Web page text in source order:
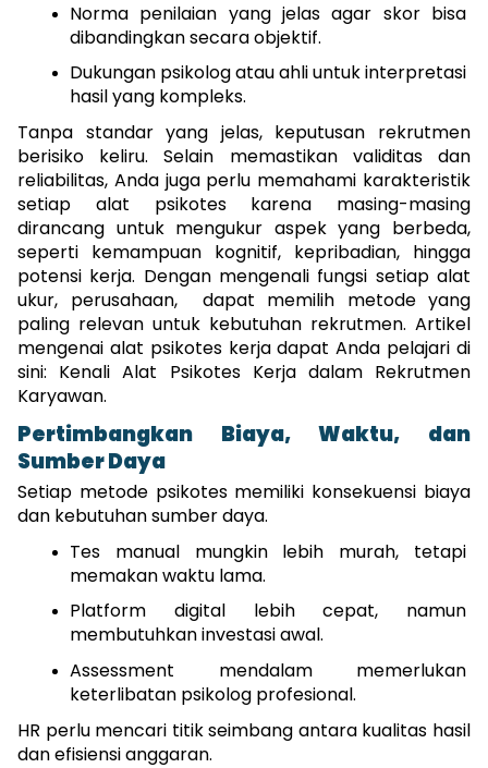
Norma penilaian yang jelas agar skor bisa
dibandingkan secara objektif.
Dukungan psikolog atau ahli untuk interpretasi
hasil yang kompleks.
Tanpa standar yang jelas, keputusan rekrutmen
berisiko keliru. Selain memastikan validitas dan
reliabilitas, Anda juga perlu memahami karakteristik
setiap alat psikotes karena masing-masing
dirancang untuk mengukur aspek yang berbeda,
seperti kemampuan kognitif, kepribadian, hingga
potensi kerja. Dengan mengenali fungsi setiap alat
ukur, perusahaan,  dapat memilih metode yang
paling relevan untuk kebutuhan rekrutmen. Artikel
mengenai alat psikotes kerja dapat Anda pelajari di
sini: Kenali Alat Psikotes Kerja dalam Rekrutmen
Karyawan.
Pertimbangkan Biaya, Waktu, dan
Sumber Daya
Setiap metode psikotes memiliki konsekuensi biaya
dan kebutuhan sumber daya.
Tes manual mungkin lebih murah, tetapi
memakan waktu lama.
Platform digital lebih cepat, namun
membutuhkan investasi awal.
Assessment mendalam memerlukan
keterlibatan psikolog profesional.
HR perlu mencari titik seimbang antara kualitas hasil
dan efisiensi anggaran.